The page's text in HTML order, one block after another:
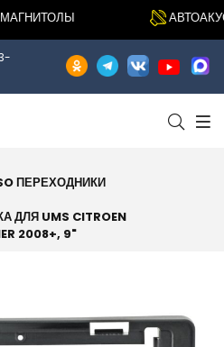
ПЕРЕХОДНИКИ
ДЛЯ UMS CITROEN
2008+, 9"